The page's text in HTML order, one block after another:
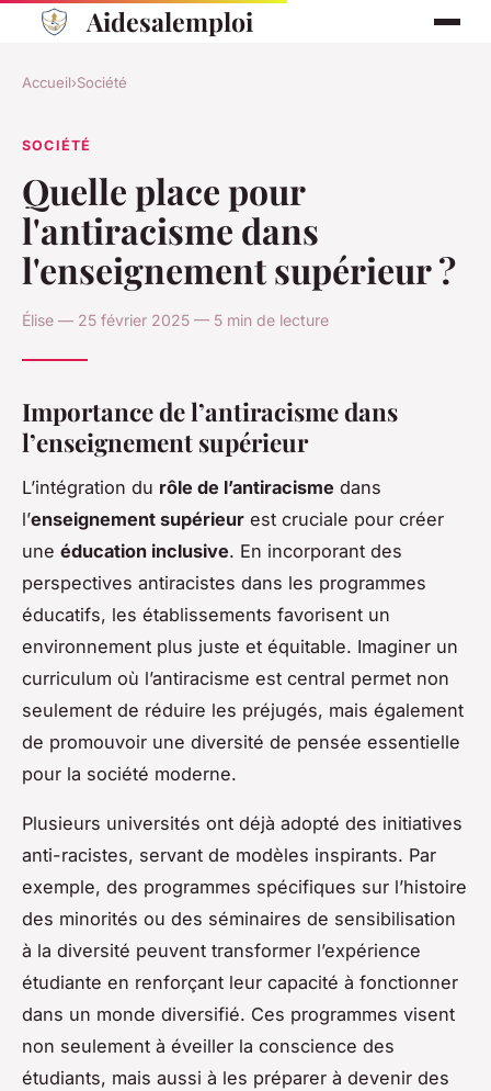
Aidesalemploi
Accueil›Société
SOCIÉTÉ
Quelle place pour
l'antiracisme dans
l'enseignement supérieur ?
Élise — 25 février 2025 — 5 min de lecture
Importance de l’antiracisme dans
l’enseignement supérieur
L’intégration du rôle de l’antiracisme dans
l’enseignement supérieur est cruciale pour créer
une éducation inclusive. En incorporant des
perspectives antiracistes dans les programmes
éducatifs, les établissements favorisent un
environnement plus juste et équitable. Imaginer un
curriculum où l’antiracisme est central permet non
seulement de réduire les préjugés, mais également
de promouvoir une diversité de pensée essentielle
pour la société moderne.
Plusieurs universités ont déjà adopté des initiatives
anti-racistes, servant de modèles inspirants. Par
exemple, des programmes spécifiques sur l’histoire
des minorités ou des séminaires de sensibilisation
à la diversité peuvent transformer l’expérience
étudiante en renforçant leur capacité à fonctionner
dans un monde diversifié. Ces programmes visent
non seulement à éveiller la conscience des
étudiants, mais aussi à les préparer à devenir des